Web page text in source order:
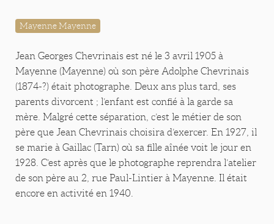
Mayenne Mayenne
Jean Georges Chevrinais est né le 3 avril 1905 à
Mayenne (Mayenne) où son père Adolphe Chevrinais
(1874-?) était photographe. Deux ans plus tard, ses
parents divorcent ; l’enfant est confié à la garde sa
mère. Malgré cette séparation, c’est le métier de son
père que Jean Chevrinais choisira d’exercer. En 1927, il
se marie à Gaillac (Tarn) où sa fille aînée voit le jour en
1928. C’est après que le photographe reprendra l’atelier
de son père au 2, rue Paul-Lintier à Mayenne. Il était
encore en activité en 1940.